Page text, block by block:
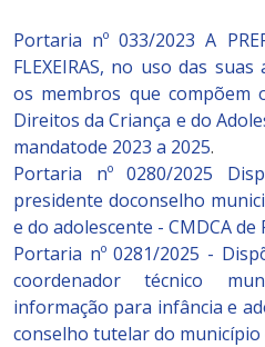
Portaria nº 033/2023 A
FLEXEIRAS, no uso das
os membros que compõem
Direitos da Criança e do
mandatode 2023 a 2025.
Portaria nº 0280/2025
presidente doconselho
e do adolescente - CMDCA de
Portaria nº 0281/2025 -
coordenador técnico
informação para infância e
conselho tutelar do município